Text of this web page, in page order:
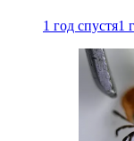
1 год спустя1